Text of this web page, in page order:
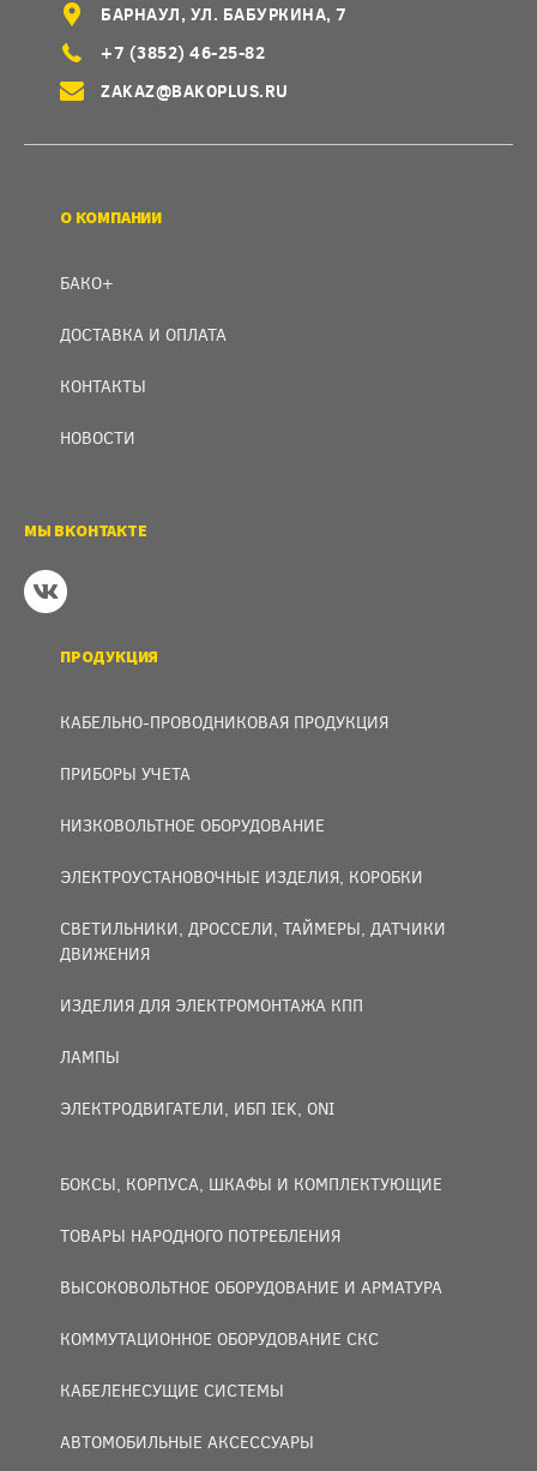
БАРНАУЛ, УЛ. БАБУРКИНА, 7
+7 (3852) 46-25-82
ZAKAZ@BAKOPLUS.RU
О КОМПАНИИ
БАКО+
ДОСТАВКА И ОПЛАТА
КОНТАКТЫ
НОВОСТИ
МЫ ВКОНТАКТЕ
ПРОДУКЦИЯ
КАБЕЛЬНО-ПРОВОДНИКОВАЯ ПРОДУКЦИЯ
ПРИБОРЫ УЧЕТА
НИЗКОВОЛЬТНОЕ ОБОРУДОВАНИЕ
ЭЛЕКТРОУСТАНОВОЧНЫЕ ИЗДЕЛИЯ, КОРОБКИ
СВЕТИЛЬНИКИ, ДРОССЕЛИ, ТАЙМЕРЫ, ДАТЧИКИ
ДВИЖЕНИЯ
ИЗДЕЛИЯ ДЛЯ ЭЛЕКТРОМОНТАЖА КПП
ЛАМПЫ
ЭЛЕКТРОДВИГАТЕЛИ, ИБП IEK, ONI
БОКСЫ, КОРПУСА, ШКАФЫ И КОМПЛЕКТУЮЩИЕ
ТОВАРЫ НАРОДНОГО ПОТРЕБЛЕНИЯ
ВЫСОКОВОЛЬТНОЕ ОБОРУДОВАНИЕ И АРМАТУРА
КОММУТАЦИОННОЕ ОБОРУДОВАНИЕ СКС
КАБЕЛЕНЕСУЩИЕ СИСТЕМЫ
АВТОМОБИЛЬНЫЕ АКСЕССУАРЫ